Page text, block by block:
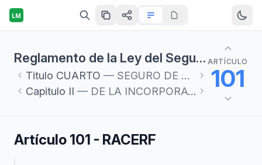
LM
Reglamento de la Ley del Seguro Social en materia de Afiliación, Clasificación de Empresas, Recaudación y Fiscalización
Titulo CUARTO — SEGURO DE SALUD PARA LA FAMILIA
Capitulo II — DE LA INCORPORACIÓN E INICIO DE SERVICIOS
ARTÍCULO
101
Artículo 101 - RACERF